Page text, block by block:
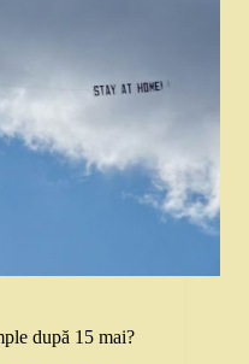
după 15 mai?